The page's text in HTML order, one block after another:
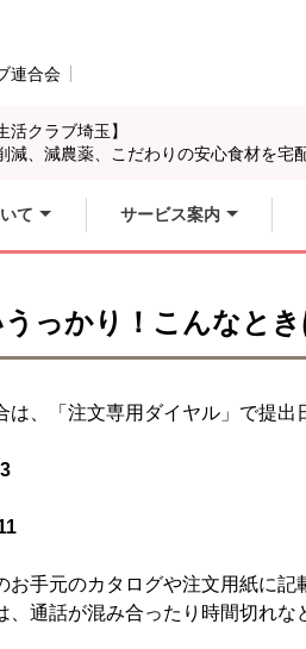
連合会
クラブ埼玉】
減、減農薬、こだわりの安心食材を宅
て サービス案内
っかり！こんなと
、「注文専用ダイヤル」で提出
手元のカタログや注文用紙に記
通話が混み合ったり時間切れ